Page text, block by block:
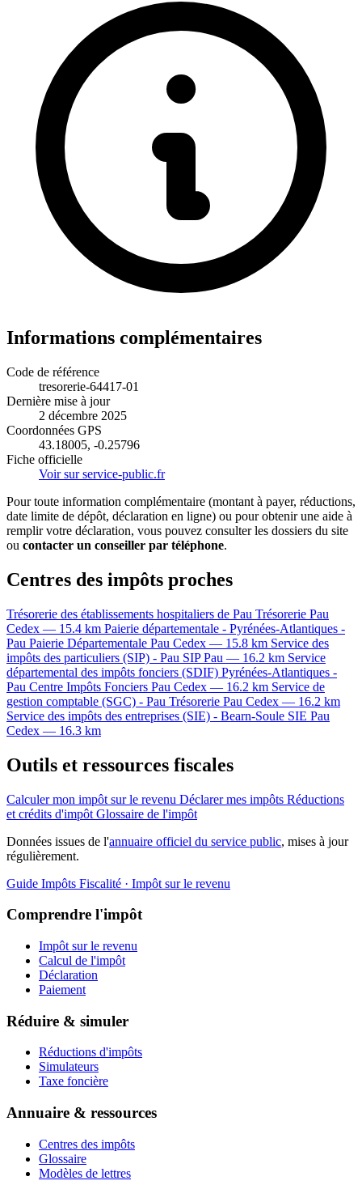
Informations complémentaires
Code de référence
tresorerie-64417-01
Dernière mise à jour
2 décembre 2025
Coordonnées GPS
43.18005, -0.25796
Fiche officielle
Voir sur service-public.fr
Pour toute information complémentaire (montant à payer, réductions,
date limite de dépôt, déclaration en ligne) ou pour obtenir une aide à
remplir votre déclaration, vous pouvez consulter les dossiers du site
ou contacter un conseiller par téléphone.
Centres des impôts proches
Trésorerie des établissements hospitaliers de Pau Trésorerie Pau
Cedex — 15.4 km Paierie départementale - Pyrénées-Atlantiques -
Pau Paierie Départementale Pau Cedex — 15.8 km Service des
impôts des particuliers (SIP) - Pau SIP Pau — 16.2 km Service
départemental des impôts fonciers (SDIF) Pyrénées-Atlantiques -
Pau Centre Impôts Fonciers Pau Cedex — 16.2 km Service de
gestion comptable (SGC) - Pau Trésorerie Pau Cedex — 16.2 km
Service des impôts des entreprises (SIE) - Bearn-Soule SIE Pau
Cedex — 16.3 km
Outils et ressources fiscales
Calculer mon impôt sur le revenu Déclarer mes impôts Réductions
et crédits d'impôt Glossaire de l'impôt
Données issues de l'annuaire officiel du service public, mises à jour
régulièrement.
Guide Impôts Fiscalité · Impôt sur le revenu
Comprendre l'impôt
Impôt sur le revenu
Calcul de l'impôt
Déclaration
Paiement
Réduire & simuler
Réductions d'impôts
Simulateurs
Taxe foncière
Annuaire & ressources
Centres des impôts
Glossaire
Modèles de lettres